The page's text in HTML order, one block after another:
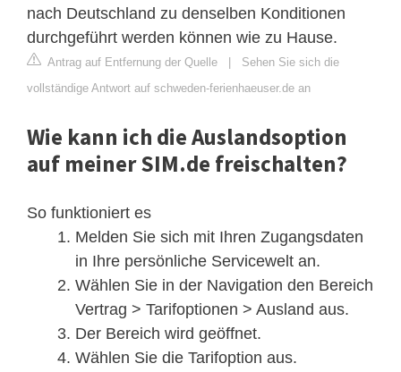
nach Deutschland zu denselben Konditionen
durchgeführt werden können wie zu Hause.
Antrag auf Entfernung der Quelle
Sehen Sie sich die
vollständige Antwort auf schweden-ferienhaeuser.de an
Wie kann ich die Auslandsoption
auf meiner SIM.de freischalten?
So funktioniert es
Melden Sie sich mit Ihren Zugangsdaten
in Ihre persönliche Servicewelt an.
Wählen Sie in der Navigation den Bereich
Vertrag > Tarifoptionen > Ausland aus.
Der Bereich wird geöffnet.
Wählen Sie die Tarifoption aus.